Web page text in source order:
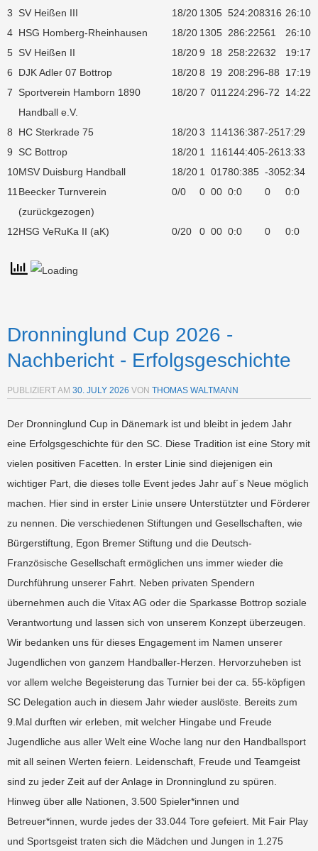
3
SV Heißen III 18/20 1305 524:208316 26:10
4 HSG Homberg-Rheinhausen 18/20 1305 286:22561
26:10
5 SV Heißen II 18/209 18 258:22632
19:17
6
DJK Adler 07 Bottrop 18/208 19 208:296-88
17:19
7
Sportverein Hamborn 1890
Handball e.V.
18/207 011 224:296-72 14:22
8 HC Sterkrade 75 18/203 1 14136:387-2517:29
9
SC Bottrop 18/20 1 1 16144:405-2613:33
10MSV Duisburg Handball 18/20 1 01780:385 -3052:34
11 Beecker Turnverein
(zurückgezogen)
0/0 0 00 0:0 0 0:0
12HSG VeRuKa II (aK) 0/20 0 00 0:0 0 0:0
Dronninglund Cup 2026 -
Nachbericht - Erfolgsgeschichte
PUBLIZIERT AM 30. JULY 2026 VON THOMAS WALTMANN
Der Dronninglund Cup in Dänemark ist und bleibt in jedem Jahr
eine Erfolgsgeschichte für den SC. Diese Tradition ist eine Story mit
vielen positiven Facetten. In erster Linie sind diejenigen ein
wichtiger Part, die dieses tolle Event jedes Jahr auf´s Neue möglich
machen. Hier sind in erster Linie unsere Unterstützter und Förderer
zu nennen. Die verschiedenen Stiftungen und Gesellschaften, wie
Bürgerstiftung, Egon Bremer Stiftung und die Deutsch-
Französische Gesellschaft ermöglichen uns immer wieder die
Durchführung unserer Fahrt. Neben privaten Spendern
übernehmen auch die Vitax AG oder die Sparkasse Bottrop soziale
Verantwortung und lassen sich von unserem Konzept überzeugen.
Wir bedanken uns für dieses Engagement im Namen unserer
Jugendlichen von ganzem Handballer-Herzen. Hervorzuheben ist
vor allem welche Begeisterung das Turnier bei der ca. 55-köpfigen
SC Delegation auch in diesem Jahr wieder auslöste. Bereits zum
9.Mal durften wir erleben, mit welcher Hingabe und Freude
Jugendliche aus aller Welt eine Woche lang nur den Handballsport
mit all seinen Werten feiern. Leidenschaft, Freude und Teamgeist
sind zu jeder Zeit auf der Anlage in Dronninglund zu spüren.
Hinweg über alle Nationen, 3.500 Spieler*innen und
Betreuer*innen, wurde jedes der 33.044 Tore gefeiert. Mit Fair Play
und Sportsgeist traten sich die Mädchen und Jungen in 1.275